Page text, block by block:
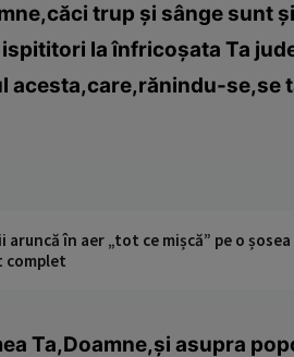
trup şi sânge sunt
la înfricoşata Ta
acesta,care,rănindu-se,se
aruncă în aer „tot ce mișcă” pe o
Ta,Doamne,şi asupra